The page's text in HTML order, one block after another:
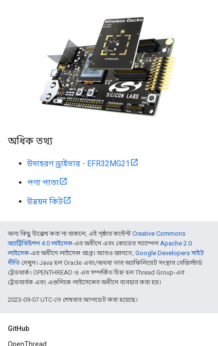
অধিক তথ্য
উদাহরণ ড্রাইভার - EFR32MG21
পণ্য পাতা
উন্নয়ন কিট
অন্য কিছু উল্লেখ করা না থাকলে, এই পৃষ্ঠার কন্টেন্ট Creative Commons
অ্যাট্রিবিউশন 4.0 লাইসেন্স-এর অধীনে এবং কোডের স্যাম্পেলApache 2.0
লাইসেন্স-এর অধীনে লাইসেন্স প্রাপ্ত। আরও জানতে, Google Developers সাইট
নীতি দেখুন। Java হল Oracle এবং/অথবা তার অ্যাফিলিয়েট সংস্থার রেজিস্টার্ড
ট্রেডমার্ক। OPENTHREAD ও এর সম্পর্কিত চিহ্ন হল Thread Group-এর
ট্রেডমার্রক এবং এগুলিকে লাইসেন্সের অধীনে ব্যবহার করা হয়।
2023-09-07 UTC-তে শেষবার আপডেট করা হয়েছে।
GitHub
OpenThread